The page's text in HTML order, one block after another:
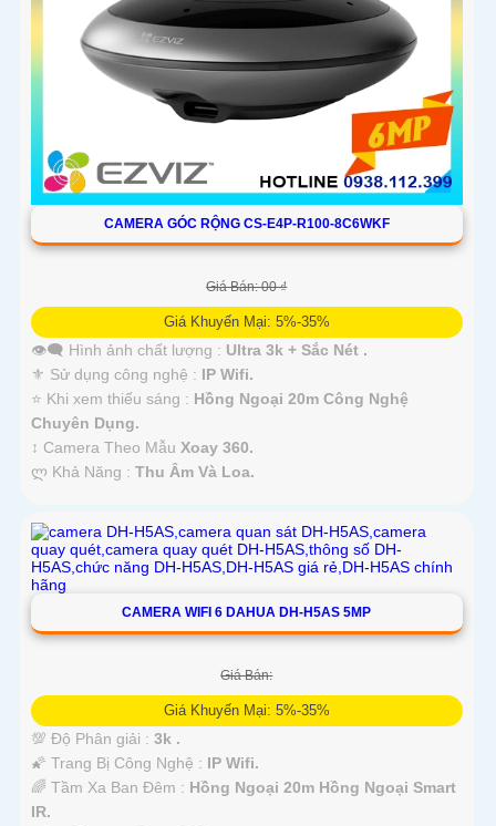
CAMERA GÓC RỘNG CS-E4P-R100-8C6WKF
Giá Bán: 00 ₫
Giá Khuyến Mại: 5%-35%
👁️‍🗨 Hình ảnh chất lượng : Ultra 3k + Sắc Nét .
⚜️ Sử dụng công nghệ : IP Wifi.
⭐ Khi xem thiếu sáng : Hồng Ngoại 20m Công Nghệ
Chuyên Dụng.
↕️ Camera Theo Mẫu Xoay 360.
️ლ Khả Năng : Thu Âm Và Loa.
CAMERA WIFI 6 DAHUA DH-H5AS 5MP
Giá Bán:
Giá Khuyến Mại: 5%-35%
💯 Độ Phân giải : 3k .
🌠 Trang Bị Công Nghệ : IP Wifi.
🌈 Tầm Xa Ban Đêm : Hồng Ngoại 20m Hồng Ngoại Smart
IR.